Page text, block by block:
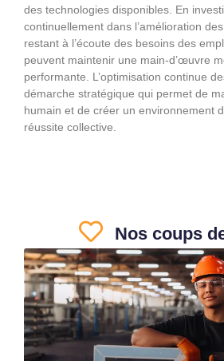
des technologies disponibles. En
continuellement dans l’amélioration
restant à l’écoute des besoins des
peuvent maintenir une main-d’œuvre
performante. L’optimisation continue
démarche stratégique qui permet de
humain et de créer un environnement
réussite collective.
Nos coups